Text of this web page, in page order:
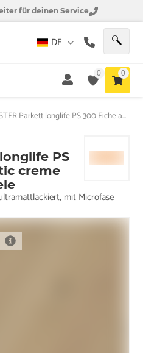
für deinen Service
DE
0 0
MEISTER Parkett longlife PS 300 Eiche authentic creme 9020 Landhausdiele
PS
creme
mit Microfase